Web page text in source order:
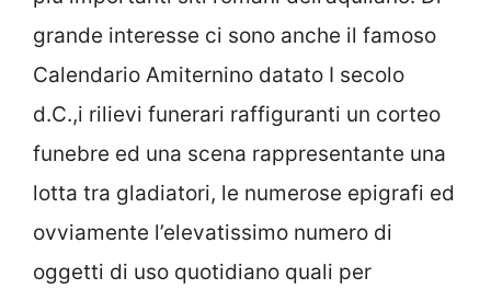
grande interesse ci sono anche il famoso
Calendario Amiternino datato I secolo
d.C.,i rilievi funerari raffiguranti un corteo
funebre ed una scena rappresentante una
lotta tra gladiatori, le numerose epigrafi ed
ovviamente l’elevatissimo numero di
oggetti di uso quotidiano quali per